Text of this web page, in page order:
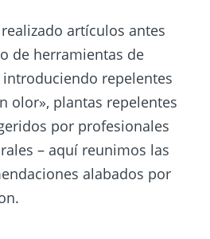
artículos antes
de herramientas de
repelentes
olor», plantas repelentes
por profesionales
– aquí reunimos las
alabados por